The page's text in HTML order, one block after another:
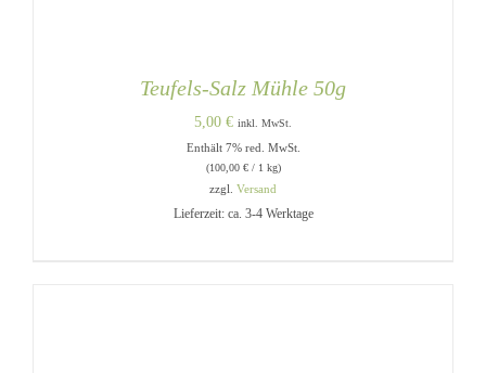
Teufels-Salz Mühle 50g
5,00 € inkl. MwSt.
Enthält 7% red. MwSt.
(100,00 €/ 1 kg)
zzgl. Versand
Lieferzeit: ca. 3-4 Werktage